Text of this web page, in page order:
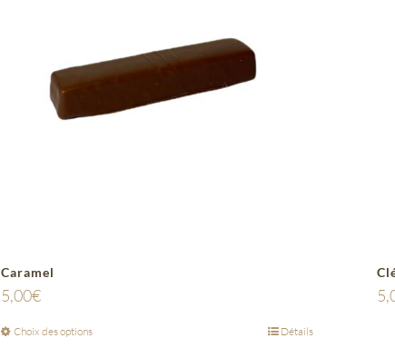
Caramel
5,00€
Choix des options Détails